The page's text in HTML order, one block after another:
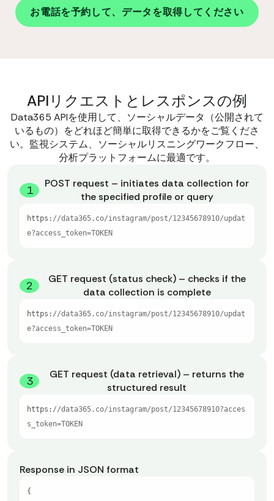
お電話を予約して、データを取得してください
APIリクエストとレスポンスの例
Data365 APIを使用して、ソーシャルデータ（公開されて
いるもの）をどれほど簡単に取得できるかをご覧くださ
い。監視システム、ソーシャルリスニングワークフロー、
分析プラットフォームに最適です。
1
POST request – initiates data collection for
the specified profile or query
https: //data365.co/instagram/post/12345678910/updat
e?access_token=TOKEN
2
GET request (status check) – checks if the
data collection is complete
https: //data365.co/instagram/post/12345678910/updat
e?access_token=TOKEN
3
GET request (data retrieval) – returns the
structured result
https: //data365.co/instagram/post/12345678910?acces
s_token=TOKEN
Response in JSON format